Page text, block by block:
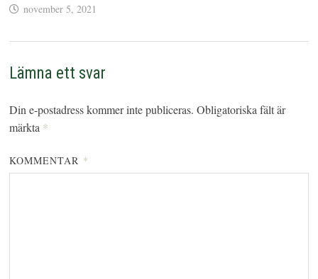
november 5, 2021
Lämna ett svar
Din e-postadress kommer inte publiceras. Obligatoriska fält är
märkta *
KOMMENTAR *